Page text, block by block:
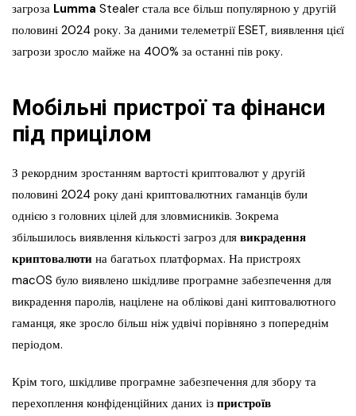
загроза Lumma Stealer стала все більш популярною у другій
половині 2024 року. За даними телеметрії ESET, виявлення цієї
загрози зросло майже на 400% за останні пів року.
Мобільні пристрої та фінанси
під прицілом
З рекордним зростанням вартості криптовалют у другій
половині 2024 року дані криптовалютних гаманців були
однією з головних цілей для зловмисників. Зокрема
збільшилось виявлення кількості загроз для викрадення
криптовалюти на багатьох платформах. На пристроях
macOS було виявлено шкідливе програмне забезпечення для
викрадення паролів, націлене на облікові дані киптовалютного
гаманця, яке зросло більш ніж удвічі порівняно з попереднім
періодом.
Крім того, шкідливе програмне забезпечення для збору та
перехоплення конфіденційних даних із пристроїв